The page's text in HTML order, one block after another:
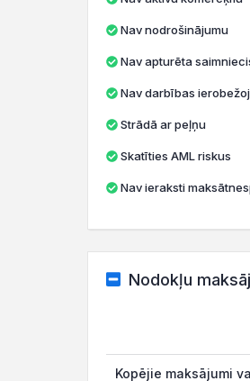
Nav nodrošinājumu
Nav apturēta
Nav darbības
Strādā ar peļņu
Skatīties AML riskus
Nav ieraksti
Nodokļu
Kopējie maksājumi